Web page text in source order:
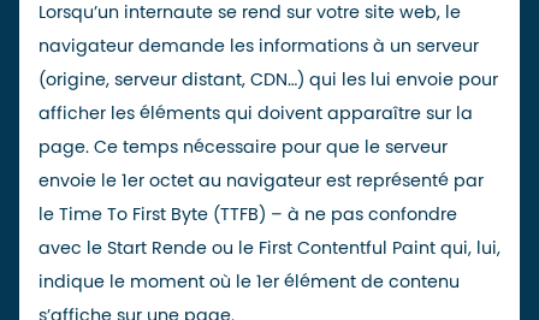
Lorsqu’un internaute se rend sur votre site web, le
navigateur demande les informations à un serveur
(origine, serveur distant, CDN…) qui les lui envoie pour
afficher les éléments qui doivent apparaître sur la
page. Ce temps nécessaire pour que le serveur
envoie le 1er octet au navigateur est représenté par
le Time To First Byte (TTFB) – à ne pas confondre
avec le Start Rende ou le First Contentful Paint qui, lui,
indique le moment où le 1er élément de contenu
s’affiche sur une page.